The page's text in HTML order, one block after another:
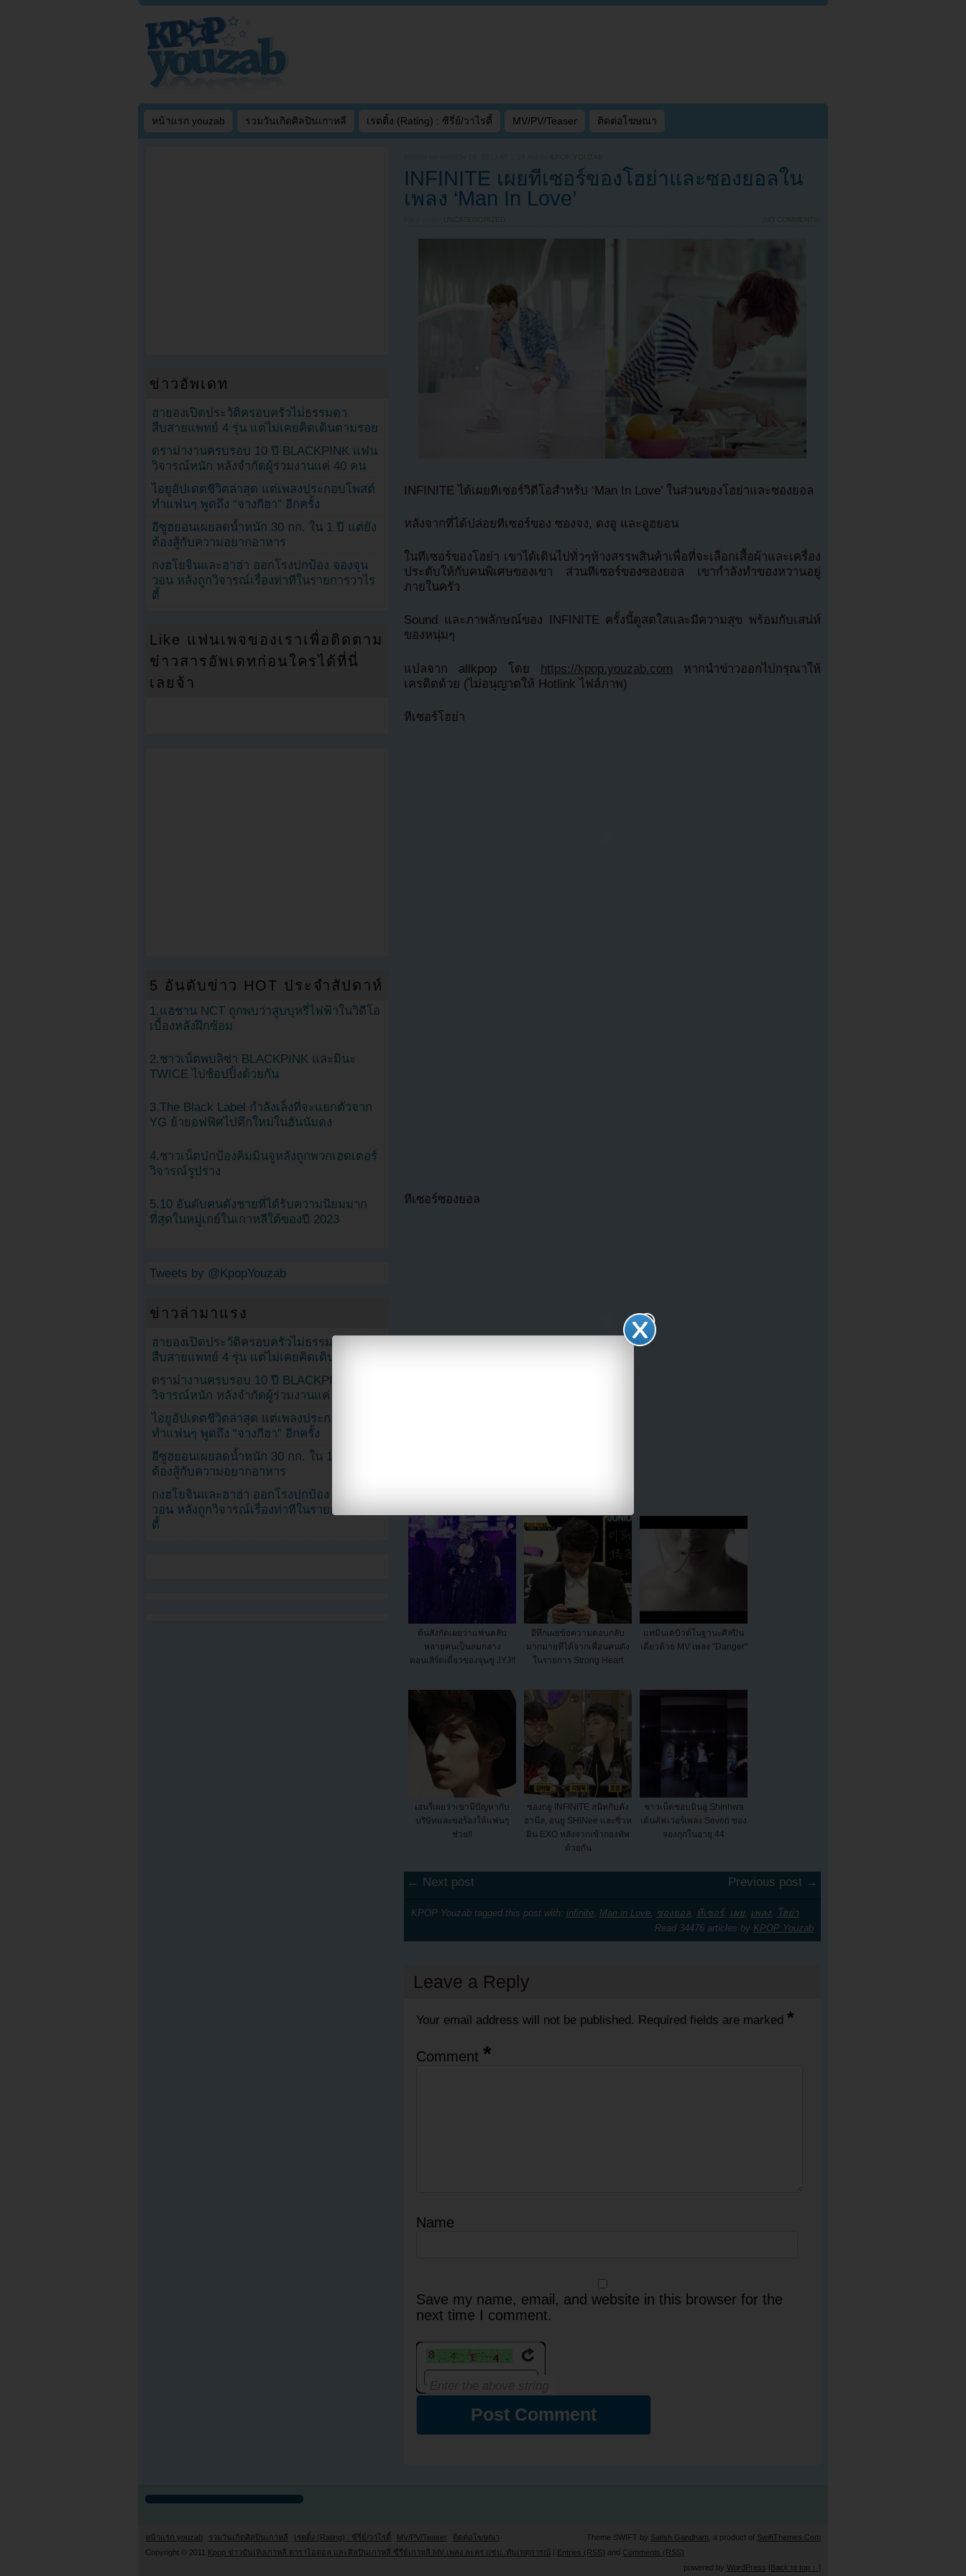
หน้าแรก youzab รวมวันเกิดศิลปินเกาหลี เรตติ้ง (Rating) : ซีรี่ย์/วาไรตี้ MV/PV/Teaser ติดต่อโฆษณา
KPOP YOUZAB
INFINITE เผยทีเซอร์ของโฮย่าและซองยอลใน
เพลง ‘Man In Love’
UNCATEGORIZED NO COMMENTS
INFINITE ได้เผยทีเซอร์วิดีโอสำหรับ ‘Man In Love’ ในส่วนของโฮย่าและซองยอล
หลังจากที่ได้ปล่อยทีเซอร์ของ ซองจง, ดงอู และอูฮยอน
ในทีเซอร์ของโฮย่า เขาได้เดินไปทั่วๆห้างสรรพสินค้าเพื่อที่จะเลือกเสื้อผ้าและเครื่อง
ประดับให้กับคนพิเศษของเขา ส่วนทีเซอร์ของซองยอล เขากำลังทำของหวานอยู่
ภายในครัว
Sound และภาพลักษณ์ของ INFINITE ครั้งนี้ดูสดใสและมีความสุข พร้อมกับเสน่ห์
ของหนุ่มๆ
แปลจาก allkpop โดย https://kpop.youzab.com หากนำข่าวออกไปกรุณาให้
เครดิตด้วย (ไม่อนุญาตให้ Hotlink ไฟล์ภาพ)
ทีเซอร์โฮย่า
ทีเซอร์ซองยอล
ต้นสังกัดเผยว่าแฟนคลับ
หลายคนเป็นลมกลาง
คอนเสิร์ตเดี่ยวของจุนซู JYJ!!
อีทึกเผยข้อความตอบกลับ
มากมายทีได้จากเพื่อนคนดัง
ในรายการ Strong Heart
แทมินเดบิวต์ในฐานะศิลปิน
เดี่ยวด้วย MV เพลง "Danger"
เฮนรี่เผยว่าเขามีปัญหากับ
บริษัทและขอร้องให้แฟนๆ
ช่วย!!
ซองกยู INFINITE สนิทกับคัง
ฮานึล, อนยู SHINee และซิ่วห
มิน EXO หลังจากเข้ากองทัพ
ด้วยกัน
ชาวเน็ตชอบมินอู Shinhwa
เต้นคัฟเวอร์เพลง Seven ของ
จองกุกในอายุ 44
← Next post Previous post →
KPOP Youzab tagged this post with: infinite Man in Love ซองยอล ทีเซอร์, เผย เพลง
โฮย่า
Read 34476 articles by KPOP Youzab
Leave a Reply
Your email address will not be published. Required fields are marked *
Comment *
Name
Save my name, email, and website in this browser for the
next time I comment.
ข่าวอัพเดท
ฮายองเปิดประวัติครอบครัวไม่ธรรมดา
สืบสายแพทย์ 4 รุ่น แต่ไม่เคยคิดเดินตามรอย
ดราม่างานครบรอบ 10 ปี BLACKPINK แฟน
วิจารณ์หนัก หลังจำกัดผู้ร่วมงานแค่ 40 คน
ไอยูอัปเดตชีวิตล่าสุด แต่เพลงประกอบโพสต์
ทำแฟนๆ พูดถึง “จางกีฮา” อีกครั้ง
อีซูฮยอนเผยลดน้ำหนัก 30 กก. ใน 1 ปี แต่ยัง
ต้องสู้กับความอยากอาหาร
กงฮโยจินและฮาฮ่า ออกโรงปกป้อง จองจุน
วอน หลังถูกวิจารณ์เรื่องท่าทีในรายการวาไร
ตี้
Like แฟนเพจของเราเพื่อติดตาม
ข่าวสารอัพเดทก่อนใครได้ที่นี่
เลยจ้า
5 อันดับข่าว HOT ประจำสัปดาห์
1.แฮชาน NCT ถูกพบว่าสูบบุหรี่ไฟฟ้าในวิดีโอ
เบื้องหลังฝึกซ้อม
2.ชาวเน็ตพบลิซ่า BLACKPINK และมินะ
TWICE ไปช้อปปิ้งด้วยกัน
3.The Black Label กำลังเล็งที่จะแยกตัวจาก
YG ย้ายอฟฟิศไปตึกใหม่ในฮันนัมดง
4.ชาวเน็ตปกป้องคิมมินจูหลังถูกพวกเฮดเตอร์
วิจารณ์รูปร่าง
5.10 อันดับคนดังชายที่ได้รับความนิยมมาก
ที่สุดในหมู่เกย์ในเกาหลีใต้ของปี 2023
Tweets by @KpopYouzab
ข่าวล่ามาแรง
ฮายองเปิดประวัติครอบครัวไม่ธรรมดา
สืบสายแพทย์ 4 รุ่น แต่ไม่เคยคิดเดินตามรอย
ดราม่างานครบรอบ 10 ปี BLACKPINK แฟน
วิจารณ์หนัก หลังจำกัดผู้ร่วมงานแค่ 40 คน
ไอยูอัปเดตชีวิตล่าสุด แต่เพลงประกอบโพสต์
ทำแฟนๆ พูดถึง “จางกีฮา” อีกครั้ง
อีซูฮยอนเผยลดน้ำหนัก 30 กก. ใน 1 ปี แต่ยัง
ต้องสู้กับความอยากอาหาร
กงฮโยจินและฮาฮ่า ออกโรงปกป้อง จองจุน
วอน หลังถูกวิจารณ์เรื่องท่าทีในรายการวาไร
ตี้
หน้าแรก youzab รวมวันเกิดศิลปินเกาหลี เรตติ้ง (Rating) : ซีรี่ย์/วาไรตี้ MV/PV/Teaser ติดต่อโฆษณา Theme SWIFT by Satish Gandham , a product of SwiftThemes.Com
Copyright © 2011 Kpop ข่าวบันเทิงเกาหลี ดาราไอดอล และศิลปินเกาหลี ซีรี่ย์เกาหลี MV เพลง ละคร แซ่บ..ทันเหตุการณ์ | Entries (RSS) and Comments (RSS)
powered by WordPress [Back to top ↑ ]